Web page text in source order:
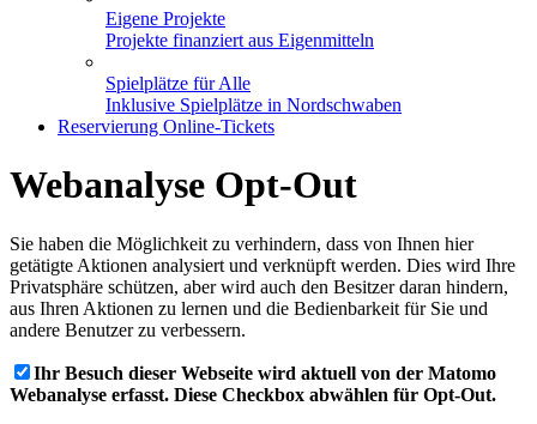
Eigene Projekte
Projekte finanziert aus Eigenmitteln
Spielplätze für Alle
Inklusive Spielplätze in Nordschwaben
Reservierung Online-Tickets
Webanalyse Opt-Out
Sie haben die Möglichkeit zu verhindern, dass von Ihnen hier
getätigte Aktionen analysiert und verknüpft werden. Dies wird Ihre
Privatsphäre schützen, aber wird auch den Besitzer daran hindern,
aus Ihren Aktionen zu lernen und die Bedienbarkeit für Sie und
andere Benutzer zu verbessern.
Ihr Besuch dieser Webseite wird aktuell von der Matomo
Webanalyse erfasst. Diese Checkbox abwählen für Opt-Out.